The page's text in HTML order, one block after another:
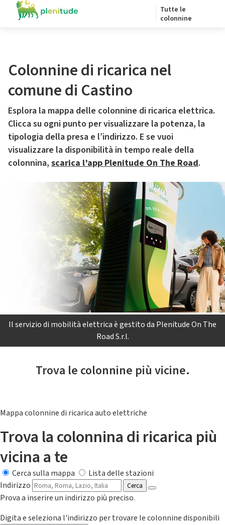
Tutte le
colonnine
Colonnine di ricarica nel
comune di Castino
Esplora la mappa delle colonnine di ricarica elettrica.
Clicca su ogni punto per visualizzare la potenza, la
tipologia della presa e l’indirizzo. E se vuoi
visualizzare la disponibilità in tempo reale della
colonnina, scarica l’app Plenitude On The Road.
Il servizio di mobilità elettrica è gestito da Plenitude On The
Road S.r.l.
Trova le colonnine più vicine.
Mappa colonnine di ricarica auto elettriche
Trova la colonnina di ricarica più
vicina a te
Cerca sulla mappa
Lista delle stazioni
Indirizzo
Cerca
Prova a inserire un indirizzo più preciso.
Digita e seleziona l'indirizzo per trovare le colonnine disponibili